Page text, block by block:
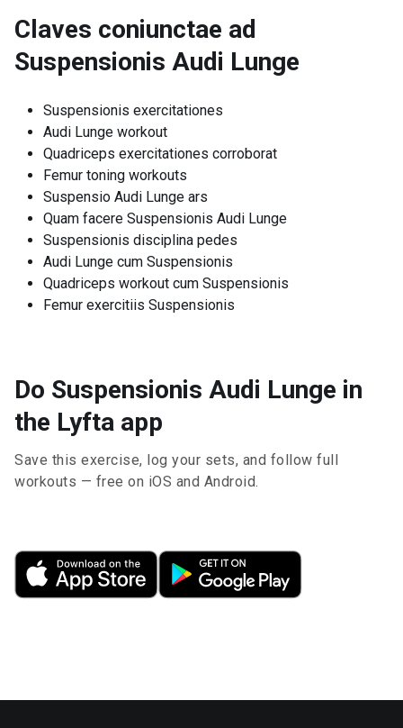
Claves coniunctae ad
Suspensionis Audi Lunge
Suspensionis exercitationes
Audi Lunge workout
Quadriceps exercitationes corroborat
Femur toning workouts
Suspensio Audi Lunge ars
Quam facere Suspensionis Audi Lunge
Suspensionis disciplina pedes
Audi Lunge cum Suspensionis
Quadriceps workout cum Suspensionis
Femur exercitiis Suspensionis
Do Suspensionis Audi Lunge in
the Lyfta app
Save this exercise, log your sets, and follow full
workouts — free on iOS and Android.